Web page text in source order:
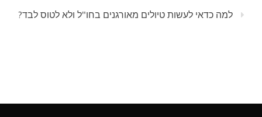
למה כדאי לעשות טיולים מאורגנים בחו"ל ולא לטוס לבד?